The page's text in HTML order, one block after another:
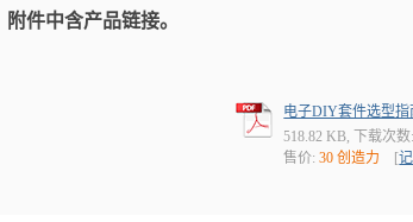
件中含产品链接。
电子DIY套件选型指
518.82 KB, 下载次数
售价:30 创造力 [